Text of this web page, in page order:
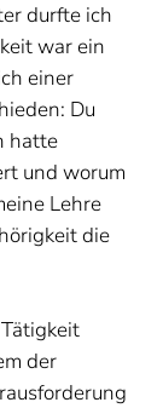
durfte ich
war ein
einer
Du
hatte
und worum
Lehre
die
der